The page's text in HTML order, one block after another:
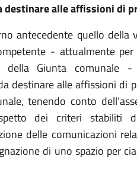
alle affissioni di
antecedente quello della
- attualmente
della Giunta comunale
destinare alle affissioni di
tenendo conto
dei criteri stabiliti
delle comunicazioni
di uno spazio per